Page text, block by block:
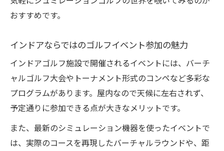
おすすめです。
インドアならではのゴルフイベント参加の魅力
インドアゴルフ施設で開催されるイベントには、バーチ
ャルゴルフ大会やトーナメント形式のコンペなど多彩な
プログラムがあります。屋内なので天候に左右されず、
予定通りに参加できる点が大きなメリットです。
また、最新のシミュレーション機器を使ったイベントで
は、実際のコースを再現したバーチャルラウンドや、距